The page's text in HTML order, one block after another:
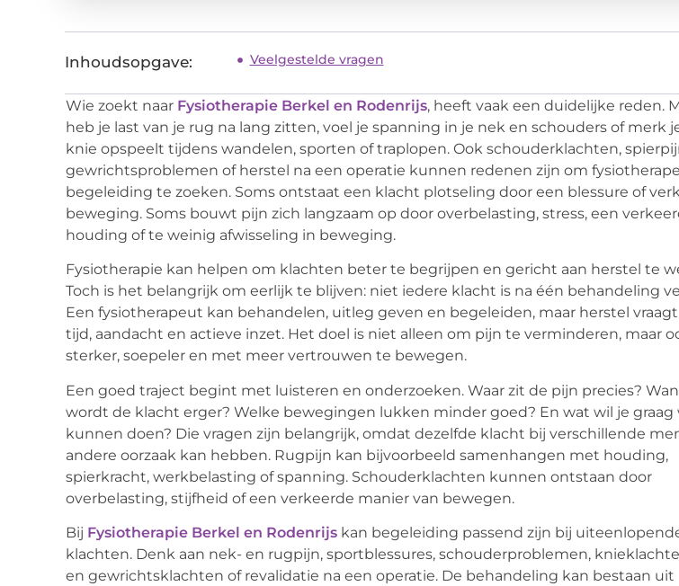
Inhoudsopgave: Veelgestelde vragen
Wie zoekt naar Fysiotherapie Berkel en Rodenrijs, heeft vaak een duidelijke reden.
heb je last van je rug na lang zitten, voel je spanning in je nek en schouders of merk
knie opspeelt tijdens wandelen, sporten of traplopen. Ook schouderklachten,
gewrichtsproblemen of herstel na een operatie kunnen redenen zijn om
begeleiding te zoeken. Soms ontstaat een klacht plotseling door een blessure of
beweging. Soms bouwt pijn zich langzaam op door overbelasting, stress, een
houding of te weinig afwisseling in beweging.
Fysiotherapie kan helpen om klachten beter te begrijpen en gericht aan herstel te
Toch is het belangrijk om eerlijk te blijven: niet iedere klacht is na één behandeling
Een fysiotherapeut kan behandelen, uitleg geven en begeleiden, maar herstel vraagt
tijd, aandacht en actieve inzet. Het doel is niet alleen om pijn te verminderen, maar
sterker, soepeler en met meer vertrouwen te bewegen.
Een goed traject begint met luisteren en onderzoeken. Waar zit de pijn precies?
wordt de klacht erger? Welke bewegingen lukken minder goed? En wat wil je graag
kunnen doen? Die vragen zijn belangrijk, omdat dezelfde klacht bij verschillende
andere oorzaak kan hebben. Rugpijn kan bijvoorbeeld samenhangen met houding,
spierkracht, werkbelasting of spanning. Schouderklachten kunnen ontstaan door
overbelasting, stijfheid of een verkeerde manier van bewegen.
Bij Fysiotherapie Berkel en Rodenrijs kan begeleiding passend zijn bij
klachten. Denk aan nek- en rugpijn, sportblessures, schouderproblemen,
en gewrichtsklachten of revalidatie na een operatie. De behandeling kan bestaan uit